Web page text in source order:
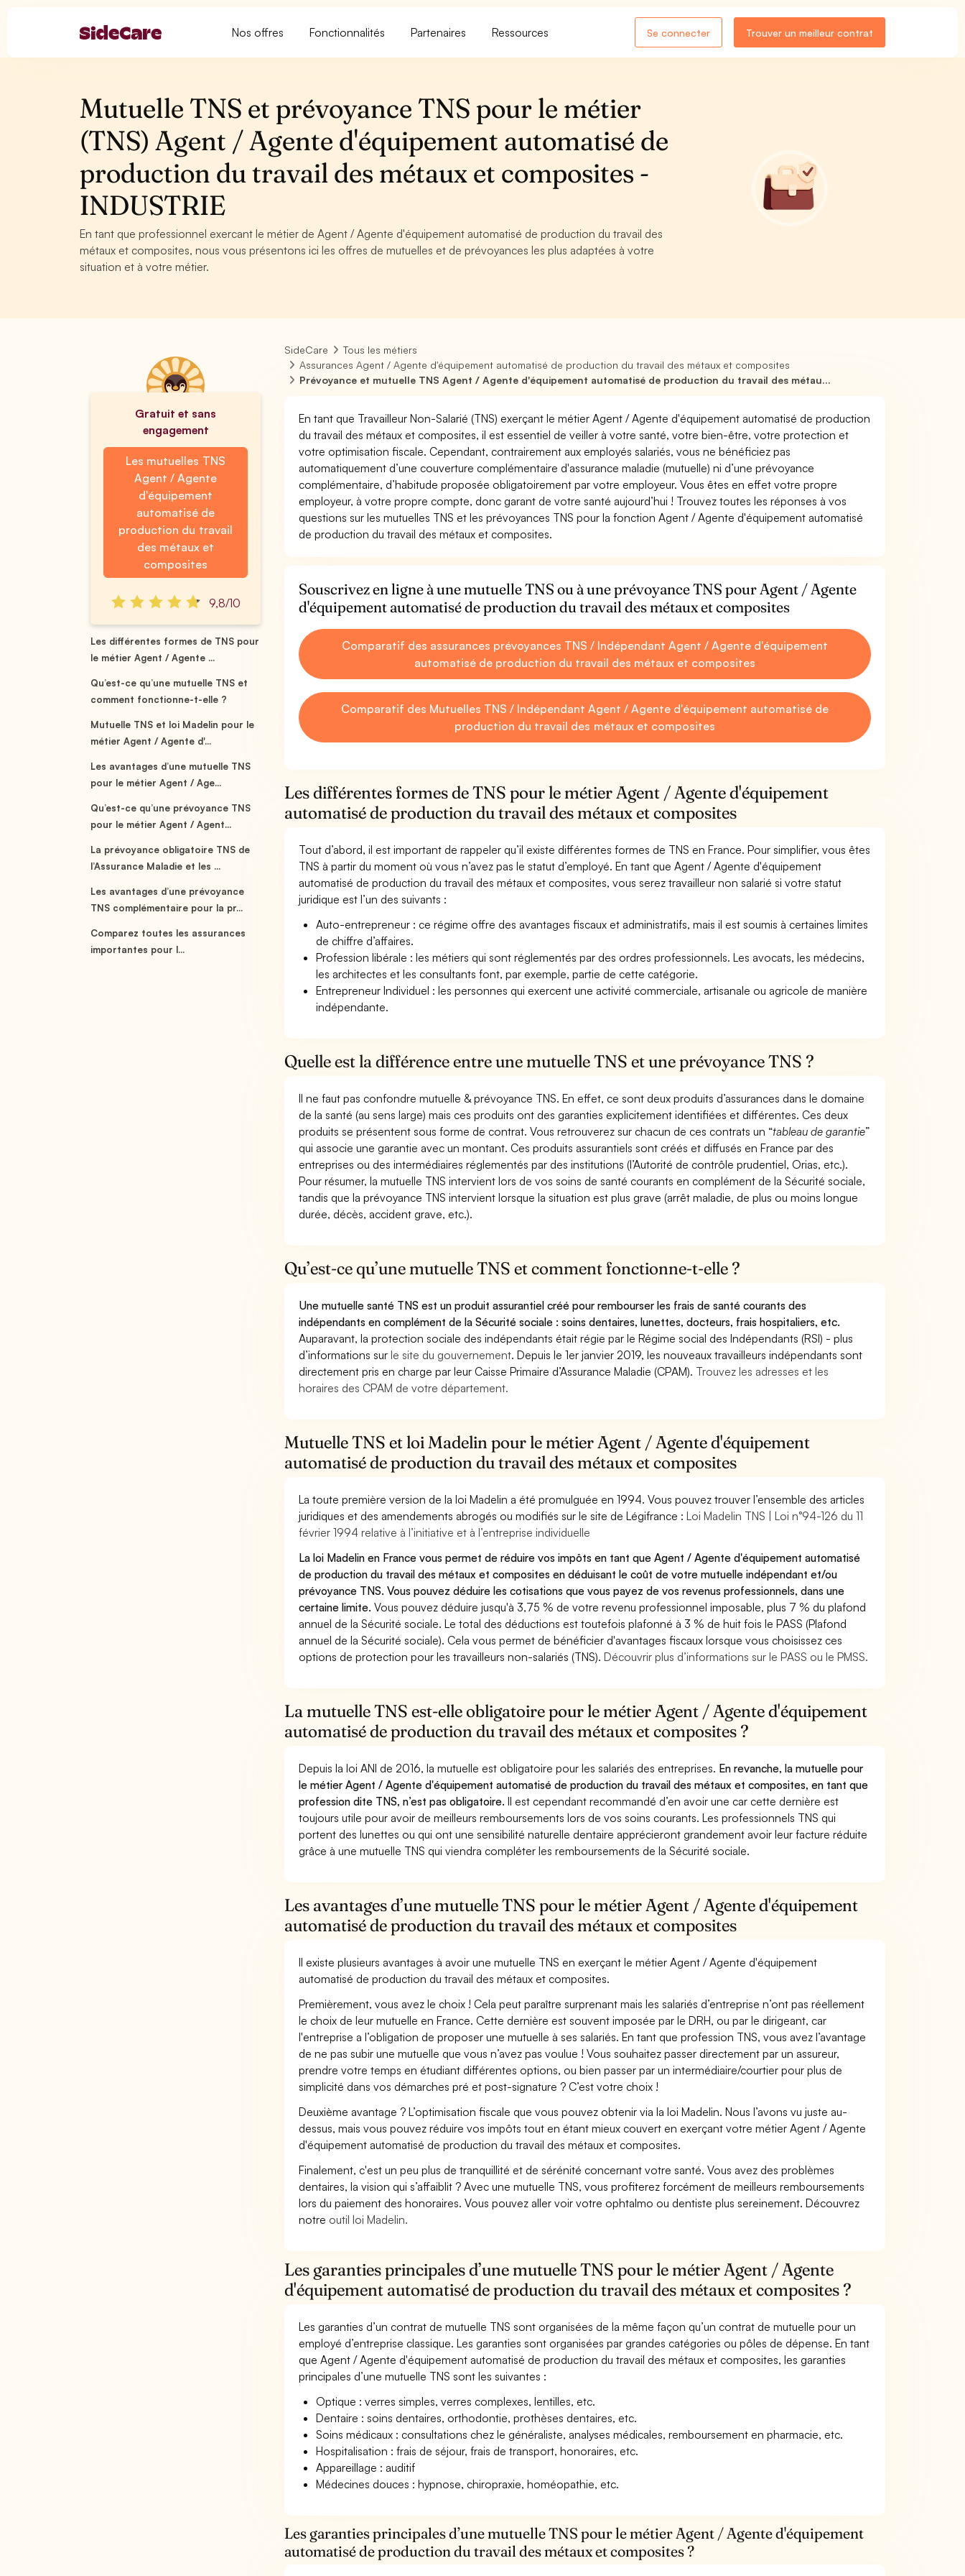
Nos offres Fonctionnalités Partenaires Ressources Se connecter Trouver un meilleur contrat
Mutuelle TNS et prévoyance TNS pour le métier
(TNS) Agent / Agente d'équipement automatisé de
production du travail des métaux et composites -
INDUSTRIE
En tant que professionnel exercant le métier de Agent / Agente d'équipement automatisé de production du travail des
métaux et composites, nous vous présentons ici les offres de mutuelles et de prévoyances les plus adaptées à votre
situation et à votre métier.
Gratuit et sans
engagement
Les mutuelles TNS
Agent / Agente
d'équipement
automatisé de
production du travail
des métaux et
composites
9,8/10
Les différentes formes de TNS pour
le métier Agent / Agente ...
Qu’est-ce qu’une mutuelle TNS et
comment fonctionne-t-elle ?
Mutuelle TNS et loi Madelin pour le
métier Agent / Agente d'...
Les avantages d’une mutuelle TNS
pour le métier Agent / Age...
Qu’est-ce qu’une prévoyance TNS
pour le métier Agent / Agent...
La prévoyance obligatoire TNS de
l’Assurance Maladie et les ...
Les avantages d’une prévoyance
TNS complémentaire pour la pr...
Comparez toutes les assurances
importantes pour l...
SideCare
Tous les métiers
Assurances Agent / Agente d'équipement automatisé de production du travail des métaux et composites
Prévoyance et mutuelle TNS Agent / Agente d'équipement automatisé de production du travail des métau...
En tant que Travailleur Non-Salarié (TNS) exerçant le métier Agent / Agente d'équipement automatisé de production
du travail des métaux et composites, il est essentiel de veiller à votre santé, votre bien-être, votre protection et
votre optimisation fiscale. Cependant, contrairement aux employés salariés, vous ne bénéficiez pas
automatiquement d’une couverture complémentaire d'assurance maladie (mutuelle) ni d’une prévoyance
complémentaire, d’habitude proposée obligatoirement par votre employeur. Vous êtes en effet votre propre
employeur, à votre propre compte, donc garant de votre santé aujourd’hui ! Trouvez toutes les réponses à vos
questions sur les mutuelles TNS et les prévoyances TNS pour la fonction Agent / Agente d'équipement automatisé
de production du travail des métaux et composites.
Souscrivez en ligne à une mutuelle TNS ou à une prévoyance TNS pour Agent / Agente
d'équipement automatisé de production du travail des métaux et composites
Comparatif des assurances prévoyances TNS / Indépendant Agent / Agente d'équipement
automatisé de production du travail des métaux et composites
Comparatif des Mutuelles TNS / Indépendant Agent / Agente d'équipement automatisé de
production du travail des métaux et composites
Les différentes formes de TNS pour le métier Agent / Agente d'équipement
automatisé de production du travail des métaux et composites
Tout d’abord, il est important de rappeler qu’il existe différentes formes de TNS en France. Pour simplifier, vous êtes
TNS à partir du moment où vous n’avez pas le statut d’employé. En tant que Agent / Agente d'équipement
automatisé de production du travail des métaux et composites, vous serez travailleur non salarié si votre statut
juridique est l’un des suivants :
Auto-entrepreneur : ce régime offre des avantages fiscaux et administratifs, mais il est soumis à certaines limites
de chiffre d’affaires.
Profession libérale : les métiers qui sont réglementés par des ordres professionnels. Les avocats, les médecins,
les architectes et les consultants font, par exemple, partie de cette catégorie.
Entrepreneur Individuel : les personnes qui exercent une activité commerciale, artisanale ou agricole de manière
indépendante.
Quelle est la différence entre une mutuelle TNS et une prévoyance TNS ?
Il ne faut pas confondre mutuelle & prévoyance TNS. En effet, ce sont deux produits d’assurances dans le domaine
de la santé (au sens large) mais ces produits ont des garanties explicitement identifiées et différentes. Ces deux
produits se présentent sous forme de contrat. Vous retrouverez sur chacun de ces contrats un “tableau de garantie”
qui associe une garantie avec un montant. Ces produits assurantiels sont créés et diffusés en France par des
entreprises ou des intermédiaires réglementés par des institutions (l’Autorité de contrôle prudentiel, Orias, etc.).
Pour résumer, la mutuelle TNS intervient lors de vos soins de santé courants en complément de la Sécurité sociale,
tandis que la prévoyance TNS intervient lorsque la situation est plus grave (arrêt maladie, de plus ou moins longue
durée, décès, accident grave, etc.).
Qu’est-ce qu’une mutuelle TNS et comment fonctionne-t-elle ?
Une mutuelle santé TNS est un produit assurantiel créé pour rembourser les frais de santé courants des
indépendants en complément de la Sécurité sociale : soins dentaires, lunettes, docteurs, frais hospitaliers, etc.
Auparavant, la protection sociale des indépendants était régie par le Régime social des Indépendants (RSI) - plus
d’informations surle site du gouvernement. Depuis le 1er janvier 2019, les nouveaux travailleurs indépendants sont
directement pris en charge par leur Caisse Primaire d’Assurance Maladie (CPAM). Trouvez les adresses et les
horaires des CPAM de votre département.
Mutuelle TNS et loi Madelin pour le métier Agent / Agente d'équipement
automatisé de production du travail des métaux et composites
La toute première version de la loi Madelin a été promulguée en 1994. Vous pouvez trouver l’ensemble des articles
juridiques et des amendements abrogés ou modifiés sur le site de Légifrance :Loi Madelin TNS | Loi n°94-126 du 11
février 1994 relative à l’initiative et à l’entreprise individuelle
La loi Madelin en France vous permet de réduire vos impôts en tant que Agent / Agente d'équipement automatisé
de production du travail des métaux et composites en déduisant le coût de votre mutuelle indépendant et/ou
prévoyance TNS. Vous pouvez déduire les cotisations que vous payez de vos revenus professionnels, dans une
certaine limite.Vous pouvez déduire jusqu'à 3,75 % de votre revenu professionnel imposable, plus 7 % du plafond
annuel de la Sécurité sociale. Le total des déductions est toutefois plafonné à 3 % de huit fois le PASS (Plafond
annuel de la Sécurité sociale). Cela vous permet de bénéficier d'avantages fiscaux lorsque vous choisissez ces
options de protection pour les travailleurs non-salariés (TNS).Découvrir plus d’informations sur le PASS ou le PMSS.
La mutuelle TNS est-elle obligatoire pour le métier Agent / Agente d'équipement
automatisé de production du travail des métaux et composites ?
Depuis la loi ANI de 2016, la mutuelle est obligatoire pour les salariés des entreprises. En revanche, la mutuelle pour
le métier Agent / Agente d'équipement automatisé de production du travail des métaux et composites, en tant que
profession dite TNS, n’est pas obligatoire.Il est cependant recommandé d’en avoir une car cette dernière est
toujours utile pour avoir de meilleurs remboursements lors de vos soins courants. Les professionnels TNS qui
portent des lunettes ou qui ont une sensibilité naturelle dentaire apprécieront grandement avoir leur facture réduite
grâce à une mutuelle TNS qui viendra compléter les remboursements de la Sécurité sociale.
Les avantages d’une mutuelle TNS pour le métier Agent / Agente d'équipement
automatisé de production du travail des métaux et composites
Il existe plusieurs avantages à avoir une mutuelle TNS en exerçant le métier Agent / Agente d'équipement
automatisé de production du travail des métaux et composites.
Premièrement, vous avez le choix ! Cela peut paraître surprenant mais les salariés d’entreprise n’ont pas réellement
le choix de leur mutuelle en France. Cette dernière est souvent imposée par le DRH, ou par le dirigeant, car
l'entreprise a l’obligation de proposer une mutuelle à ses salariés. En tant que profession TNS, vous avez l’avantage
de ne pas subir une mutuelle que vous n’avez pas voulue ! Vous souhaitez passer directement par un assureur,
prendre votre temps en étudiant différentes options, ou bien passer par un intermédiaire/courtier pour plus de
simplicité dans vos démarches pré et post-signature ? C’est votre choix !
Deuxième avantage ? L’optimisation fiscale que vous pouvez obtenir via la loi Madelin. Nous l’avons vu juste au-
dessus, mais vous pouvez réduire vos impôts tout en étant mieux couvert en exerçant votre métier Agent / Agente
d'équipement automatisé de production du travail des métaux et composites.
Finalement, c'est un peu plus de tranquillité et de sérénité concernant votre santé. Vous avez des problèmes
dentaires, la vision qui s’affaiblit ? Avec une mutuelle TNS, vous profiterez forcément de meilleurs remboursements
lors du paiement des honoraires. Vous pouvez aller voir votre ophtalmo ou dentiste plus sereinement. Découvrez
notre outil loi Madelin.
Les garanties principales d’une mutuelle TNS pour le métier Agent / Agente
d'équipement automatisé de production du travail des métaux et composites ?
Les garanties d’un contrat de mutuelle TNS sont organisées de la même façon qu’un contrat de mutuelle pour un
employé d’entreprise classique. Les garanties sont organisées par grandes catégories ou pôles de dépense. En tant
que Agent / Agente d'équipement automatisé de production du travail des métaux et composites, les garanties
principales d’une mutuelle TNS sont les suivantes :
Optique : verres simples, verres complexes, lentilles, etc.
Dentaire : soins dentaires, orthodontie, prothèses dentaires, etc.
Soins médicaux : consultations chez le généraliste, analyses médicales, remboursement en pharmacie, etc.
Hospitalisation : frais de séjour, frais de transport, honoraires, etc.
Appareillage : auditif
Médecines douces : hypnose, chiropraxie, homéopathie, etc.
Les garanties principales d’une mutuelle TNS pour le métier Agent / Agente d'équipement
automatisé de production du travail des métaux et composites ?